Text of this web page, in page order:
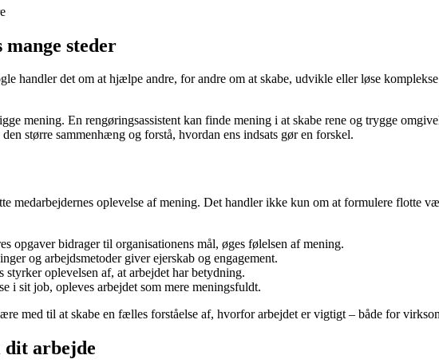
steder
handler det om at hjælpe andre, for andre om at skabe, udvikle eller løse
mening. En rengøringsassistent kan finde mening i at skabe rene og trygge
større sammenhæng og forstå, hvordan ens indsats gør en forskel.
medarbejdernes oplevelse af mening. Det handler ikke kun om at formulere flotte
opgaver bidrager til organisationens mål, øges følelsen af mening.
og arbejdsmetoder giver ejerskab og engagement.
oplevelsen af, at arbejdet har betydning.
i sit job, opleves arbejdet som mere meningsfuldt.
med til at skabe en fælles forståelse af, hvorfor arbejdet er vigtigt – både for
dit arbejde